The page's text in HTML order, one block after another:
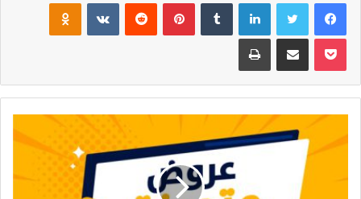
بوكيت مشاركة عبر البريد طباعة